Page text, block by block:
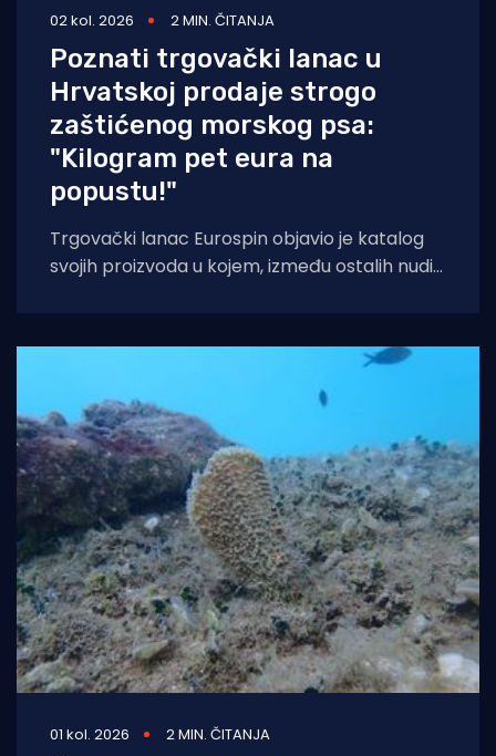
02 kol. 2026 2 MIN. ČITANJA
Poznati trgovački lanac u
Hrvatskoj prodaje strogo
zaštićenog morskog psa:
"Kilogram pet eura na
popustu!"
Trgovački lanac Eurospin objavio je katalog
svojih proizvoda u kojem, između ostalih nudi
01 kol. 2026 2 MIN. ČITANJA